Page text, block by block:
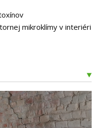
mikroklímy v interiéri